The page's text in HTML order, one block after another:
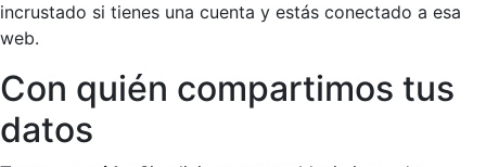
incrustado si tienes una cuenta y estás conectado a esa
web.
Con quién compartimos tus
datos